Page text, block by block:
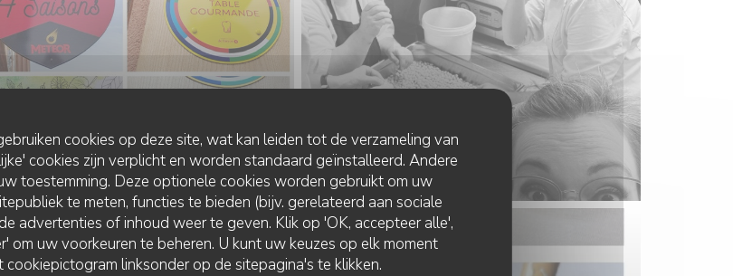
cookies op deze site, wat kan leiden tot de verzameling van
cookies zijn verplicht en worden standaard geïnstalleerd. Andere
toestemming. Deze optionele cookies worden gebruikt om uw
te meten, functies te bieden (bijv. gerelateerd aan sociale
advertenties of inhoud weer te geven. Klik op 'OK, accepteer alle',
om uw voorkeuren te beheren. U kunt uw keuzes op elk moment
linksonder op de sitepagina's te klikken.
L'AUBERGE AUX 4 SAISONS